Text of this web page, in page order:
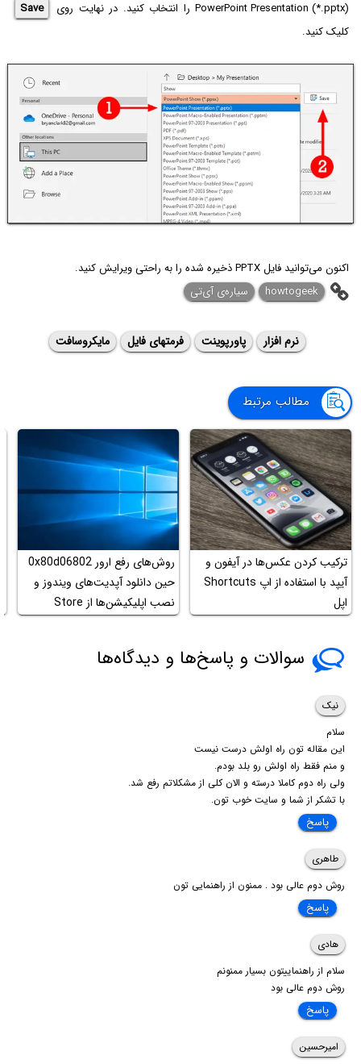
PowerPoint Presentation (*.pptx) را انتخاب کنید. در نهایت روی
Save
کلیک کنید.
اکنون می‌توانید فایل PPTX ذخیره شده را به راحتی ویرایش کنید.
howtogeek
سیاره‌ی آی‌تی
نرم افزار پاورپوینت فرمتهای فایل مایکروسافت
مطالب مرتبط
ترکیب کردن عکس‌ها در آیفون و
آیپد با استفاده از اپ Shortcuts
اپل
روش‌های رفع ارور 0x80d06802
حین دانلود آپدیت‌های ویندوز و
نصب اپلیکیشن‌ها از Store
سوالات و پاسخ‌ها و دیدگاه‌ها
نیک
سلام
این مقاله تون راه اولش درست نیست
و منم فقط راه اولش رو بلد بودم.
ولی راه دوم کاملا درسته و الان کلی از مشکلاتم رفع شد.
با تشکر از شما و سایت خوب تون.
پاسخ
طاهری
روش دوم عالی بود . ممنون از راهنمایی تون
پاسخ
هادی
سلام از راهنماییتون بسیار ممنونم
روش دوم عالی بود
پاسخ
امیرحسین